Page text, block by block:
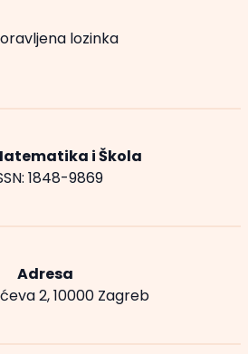
lozinka
i Škola
1848-9869
Adresa
2, 10000 Zagreb